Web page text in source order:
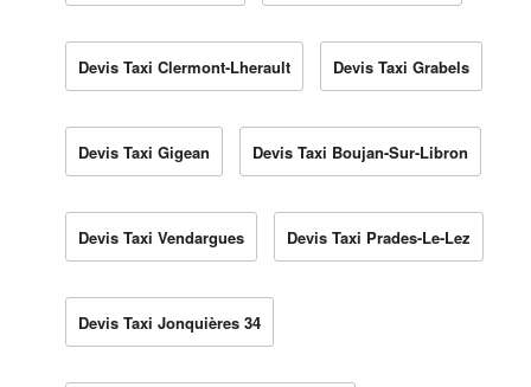
Devis Taxi Clermont-Lherault Devis Taxi Grabels
Devis Taxi Gigean Devis Taxi Boujan-Sur-Libron
Devis Taxi Vendargues Devis Taxi Prades-Le-Lez
Devis Taxi Jonquières 34